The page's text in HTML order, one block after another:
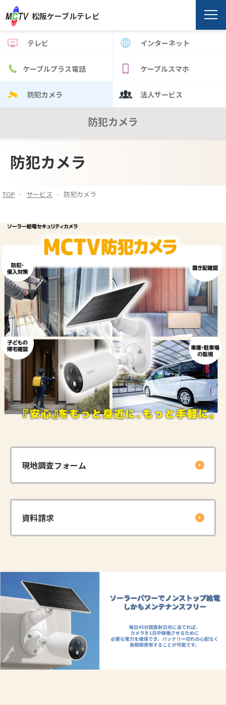
松阪ケーブルテレビ
テレビ インターネット
ケーブルプラス電話 ケーブルスマホ
防犯カメラ 法人サービス
防犯カメラ
防犯カメラ
TOP サービス 防犯カメラ
現地調査フォーム
資料請求